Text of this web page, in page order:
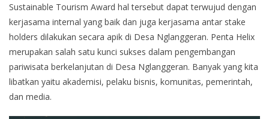
Sustainable Tourism Award hal tersebut dapat terwujud dengan
kerjasama internal yang baik dan juga kerjasama antar stake
holders dilakukan secara apik di Desa Nglanggeran. Penta Helix
merupakan salah satu kunci sukses dalam pengembangan
pariwisata berkelanjutan di Desa Nglanggeran. Banyak yang kita
libatkan yaitu akademisi, pelaku bisnis, komunitas, pemerintah,
dan media.